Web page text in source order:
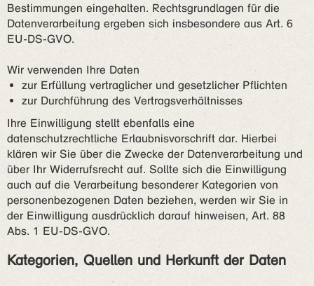
Bestimmungen eingehalten. Rechtsgrundlagen für die
Datenverarbeitung ergeben sich insbesondere aus Art. 6
EU-DS-GVO.
Wir verwenden Ihre Daten
zur Erfüllung vertraglicher und gesetzlicher Pflichten
zur Durchführung des Vertragsverhältnisses
Ihre Einwilligung stellt ebenfalls eine
datenschutzrechtliche Erlaubnisvorschrift dar. Hierbei
klären wir Sie über die Zwecke der Datenverarbeitung und
über Ihr Widerrufsrecht auf. Sollte sich die Einwilligung
auch auf die Verarbeitung besonderer Kategorien von
personenbezogenen Daten beziehen, werden wir Sie in
der Einwilligung ausdrücklich darauf hinweisen, Art. 88
Abs. 1 EU-DS-GVO.
Kategorien, Quellen und Herkunft der Daten